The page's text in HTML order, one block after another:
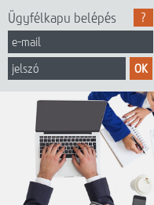
?
Ügyfélkapu belépés
OK
TV
Egyéb szolgáltatások
Hírek
Gyik
Céginfó
Dokumentumtár
HotZones